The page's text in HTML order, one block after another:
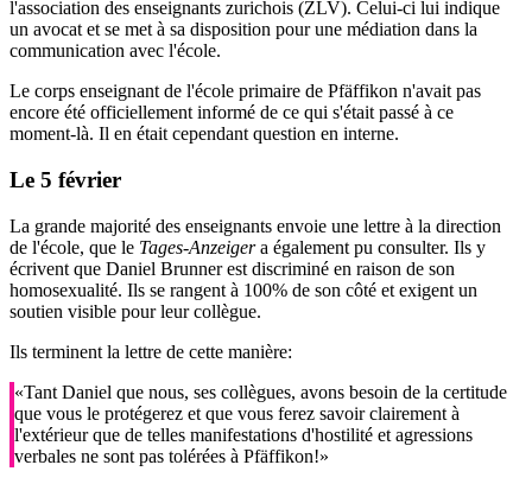
l'association des enseignants zurichois (ZLV). Celui-ci lui indique
un avocat et se met à sa disposition pour une médiation dans la
communication avec l'école.
Le corps enseignant de l'école primaire de Pfäffikon n'avait pas
encore été officiellement informé de ce qui s'était passé à ce
moment-là. Il en était cependant question en interne.
Le 5 février
La grande majorité des enseignants envoie une lettre à la direction
de l'école, que le Tages-Anzeigera également pu consulter. Ils y
écrivent que Daniel Brunner est discriminé en raison de son
homosexualité. Ils se rangent à 100% de son côté et exigent un
soutien visible pour leur collègue.
Ils terminent la lettre de cette manière:
«Tant Daniel que nous, ses collègues, avons besoin de la certitude
que vous le protégerez et que vous ferez savoir clairement à
l'extérieur que de telles manifestations d'hostilité et agressions
verbales ne sont pas tolérées à Pfäffikon!»